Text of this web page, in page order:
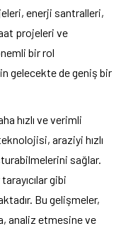
enerji santralleri,
projeleri ve
bir rol
gelecekte de geniş bir
hızlı ve verimli
araziyi hızlı
sağlar.
gibi
Bu gelişmeler,
analiz etmesine ve